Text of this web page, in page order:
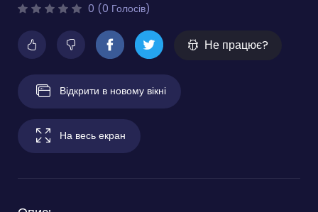
0 (0 Голосів)
Не працює?
Відкрити в новому вікні
На весь екран